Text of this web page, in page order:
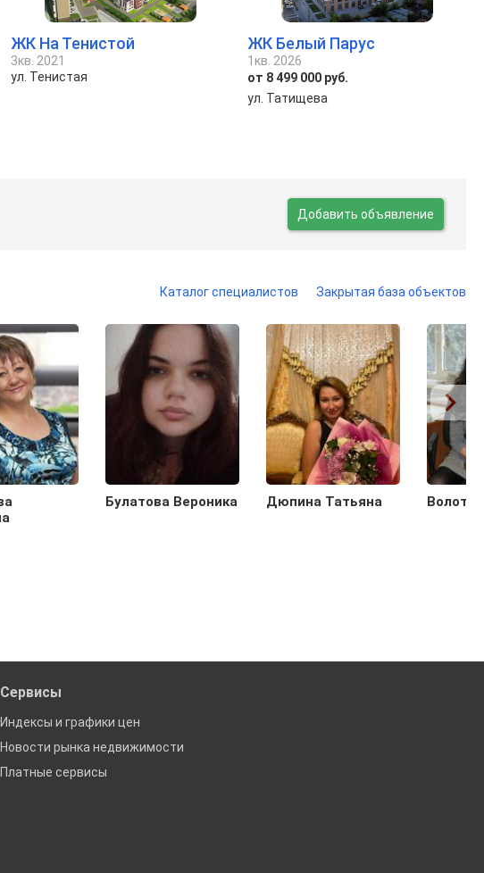
ЖК На Тенистой
3кв. 2021
ул. Тенистая
ЖК Белый Парус
1кв. 2026
от 8 499 000 руб.
ул. Татищева
Добавить объявление
Каталог специалистов Закрытая база объектов
Булатова Вероника Дюпина Татьяна
Сервисы
Индексы и графики цен
Новости рынка недвижимости
Платные сервисы